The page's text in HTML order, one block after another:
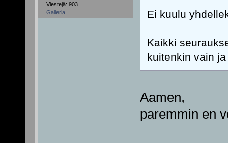
Viestejä: 903
Galleria
Ei kuulu
Kaikki
kuitenkin vain
Aamen,
paremmin en